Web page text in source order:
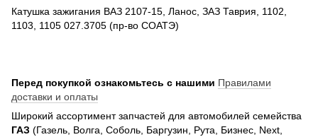
Катушка зажигания ВАЗ 2107-15, Ланос, ЗАЗ Таврия, 1102,
1103, 1105 027.3705 (пр-во СОАТЭ)
Перед покупкой ознакомьтесь с нашими Правилами
доставки и оплаты
Широкий ассортимент запчастей для автомобилей семейства
ГАЗ (Газель, Волга, Соболь, Баргузин, Рута, Бизнес, Next,